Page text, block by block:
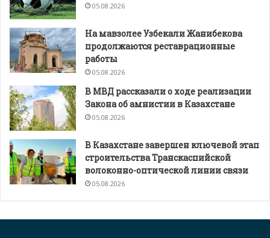
05.08.2026
На мавзолее Узбекали Жанибекова
продолжаются реставрационные
работы
05.08.2026
В МВД рассказали о ходе реализации
Закона об амнистии в Казахстане
05.08.2026
В Казахстане завершен ключевой этап
строительства Транскаспийской
волоконно-оптической линии связи
05.08.2026